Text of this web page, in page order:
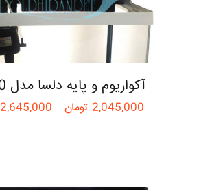
آکواریوم و پایه دلسا مدل K500
2,045,000 تومان –
2,645,000